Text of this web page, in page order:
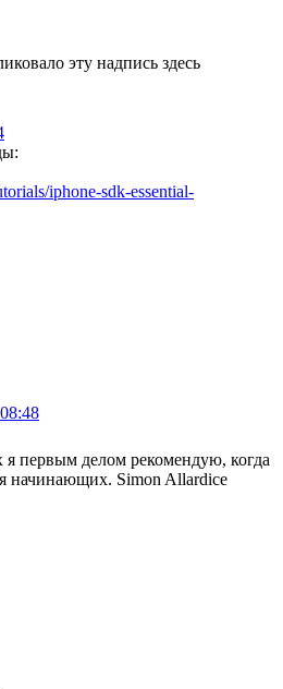
эту надпись здесь
iphone-sdk-essential-
я первым делом рекомендую, когда
начинающих. Simon Allardice